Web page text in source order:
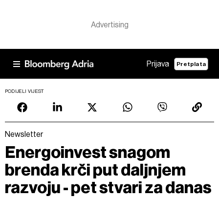
Prijava Pretplata
PODIJELI VIJEST
Newsletter
Energoinvest snagom
brenda krči put daljnjem
razvoju - pet stvari za danas